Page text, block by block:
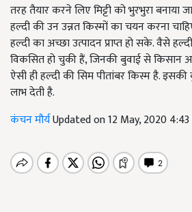
तरह तैयार करने लिए मिट्टी को भुरभुरा बनाया
हल्दी की उन उन्नत किस्मों का चयन करना
हल्दी का अच्छा उत्पादन प्राप्त हो सके. वैसे
विकसित हो चुकी हैं, जिनकी बुवाई से किसान
ऐसी ही हल्दी की सिम पीतांबर किस्म है.
लाभ देती है.
कंचन मौर्यUpdated on 12 May, 2020